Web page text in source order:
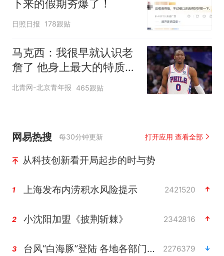
下来的假期夯爆了！
日照日报 178跟贴
马克西：我很早就认识老
詹了 他身上最大的特质就
是谦逊
北青网-北京青年报 465跟贴
网易热搜 每30分钟更新 打开应用 查看全部
从科技创新看开局起步的时与势
1 上海发布内涝积水风险提示 2421520
2 小沈阳加盟《披荆斩棘》 2342816
3 台风“白海豚”登陆 各地各部门全力应对 2276379